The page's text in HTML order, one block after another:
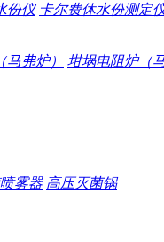
份仪 卡尔费休水份测定
弗炉） 坩埚电阻炉（
雾器 高压灭菌锅